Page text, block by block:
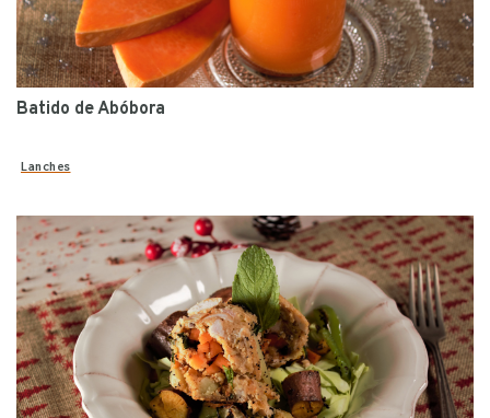
Batido de Abóbora
Lanches